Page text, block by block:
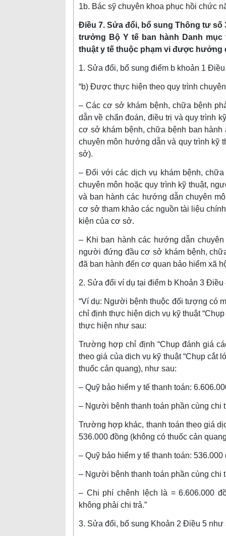
1b. Bác sỹ chuyên khoa phục hồi chức
Điều 7. Sửa đổi, bổ sung Thông tư số
trưởng Bộ Y tế ban hành Danh
thuật y tế thuộc phạm vi được hưởng
1. Sửa đổi, bổ sung điểm b khoản 1
“b) Được thực hiện theo quy trình
– Các cơ sở khám bệnh, chữa bệnh
dẫn về chẩn đoán, điều trị và quy trình
cơ sở khám bệnh, chữa bệnh ban
chuyên môn hướng dẫn và quy trình kỹ
sở).
– Đối với các dịch vụ khám bệnh,
chuyên môn hoặc quy trình kỹ thuật,
và ban hành các hướng dẫn chuyên
cơ sở tham khảo các nguồn tài liệu
kiện của cơ sở.
– Khi ban hành các hướng dẫn
người đứng đầu cơ sở khám bệnh,
đã ban hành đến cơ quan bảo hiểm xã
2. Sửa đổi ví dụ tại điểm b Khoản 3 Điều
“Ví dụ: Người bệnh thuộc đối tượng có
chỉ định thực hiện dịch vụ kỹ thuật
thực hiện như sau:
Trường hợp chỉ định “Chụp đánh giá
theo giá của dịch vụ kỹ thuật “Chụp cắt
thuốc cản quang), như sau:
– Quỹ bảo hiểm y tế thanh toán:
– Người bệnh thanh toán phần cùng chi
Trường hợp khác, thanh toán theo giá
536.000 đồng (không có thuốc cản
– Quỹ bảo hiểm y tế thanh toán:
– Người bệnh thanh toán phần cùng chi
– Chi phí chênh lệch là = 6.606.000
không phải chi trả.”
3. Sửa đổi, bổ sung Khoản 2 Điều 5 như